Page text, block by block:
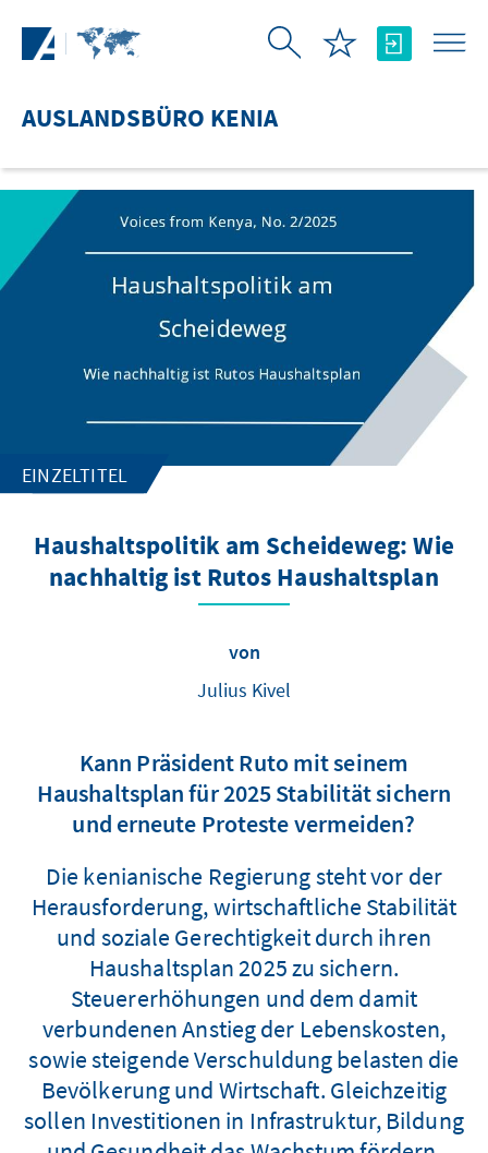
AUSLANDSBÜRO KENIA
EINZELTITEL
Haushaltspolitik am Scheideweg: Wie
nachhaltig ist Rutos Haushaltsplan
von
Julius Kivel
Kann Präsident Ruto mit seinem
Haushaltsplan für 2025 Stabilität sichern
und erneute Proteste vermeiden?
Die kenianische Regierung steht vor der
Herausforderung, wirtschaftliche Stabilität
und soziale Gerechtigkeit durch ihren
Haushaltsplan 2025 zu sichern.
Steuererhöhungen und dem damit
verbundenen Anstieg der Lebenskosten,
sowie steigende Verschuldung belasten die
Bevölkerung und Wirtschaft. Gleichzeitig
sollen Investitionen in Infrastruktur, Bildung